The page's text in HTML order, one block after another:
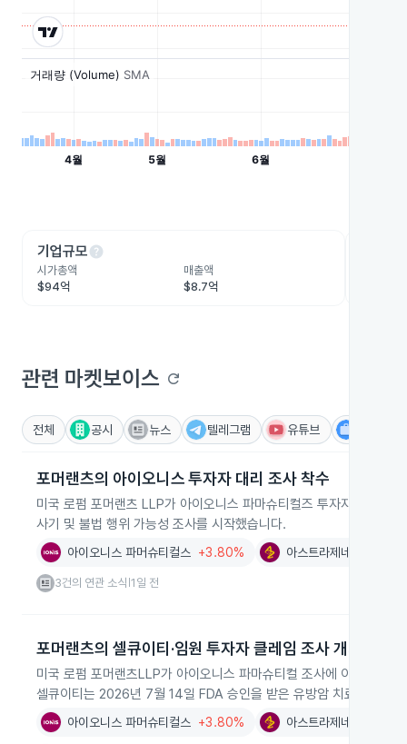
기업규모help
시가총액
$94억
매출액
$8.7억
관련 마켓보이스 refresh
전체 공시 뉴스 텔레그램 유튜브
포머랜츠의 아이오니스 투자자 대리 조사 착수
미국 로펌 포머랜츠 LLP가 아이오니스 파마슈티컬즈 투자자들을 대
사기 및 불법 행위 가능성 조사를 시작했습니다.
아이오니스 파머슈티컬스 +3.80% 아스트라제네카
3건의 연관 소식 1일 전
포머랜츠의 셀큐이티·임원 투자자 클레임 조사 개시
미국 로펌 포머랜츠LLP가 아이오니스 파마슈티컬 조사에 이어 아지
셀큐이티는 2026년 7월 14일 FDA 승인을 받은 유방암 치료제
아이오니스 파머슈티컬스 +3.80% 아스트라제네카